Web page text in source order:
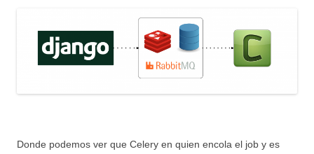
Donde podemos ver que Celery en quien encola el job y es